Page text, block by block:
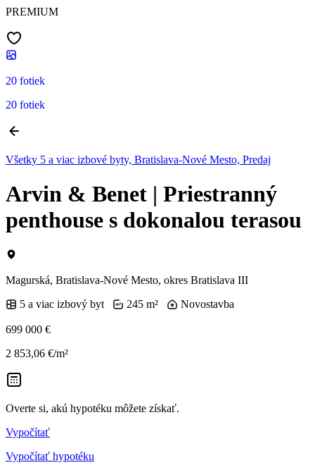
PREMIUM
20 fotiek
20 fotiek
Všetky 5 a viac izbové byty, Bratislava-Nové Mesto, Predaj
Arvin & Benet | Priestranný
penthouse s dokonalou terasou
Magurská, Bratislava-Nové Mesto, okres Bratislava III
5 a viac izbový byt
245 m² Novostavba
699 000 €
2 853,06 €/m²
Overte si, akú hypotéku môžete získať.
Vypočítať
Vypočítať hypotéku